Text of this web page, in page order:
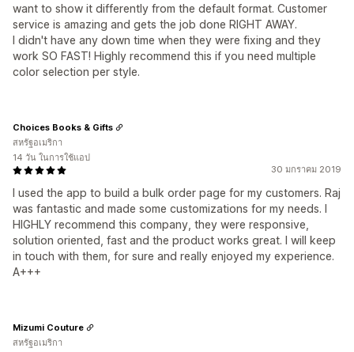
want to show it differently from the default format. Customer
service is amazing and gets the job done RIGHT AWAY.
I didn't have any down time when they were fixing and they
work SO FAST! Highly recommend this if you need multiple
color selection per style.
30 มกราคม 2019
I used the app to build a bulk order page for my customers. Raj
was fantastic and made some customizations for my needs. I
HIGHLY recommend this company, they were responsive,
solution oriented, fast and the product works great. I will keep
in touch with them, for sure and really enjoyed my experience.
A+++
Choices Books & Gifts
สหรัฐอเมริกา
14 วัน ในการใช้แอป
Mizumi Couture
สหรัฐอเมริกา